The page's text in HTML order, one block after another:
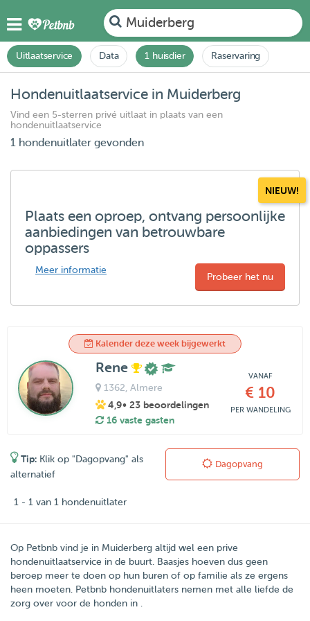
Muiderberg
Uitlaatservice Data 1 huisdier Raservaring
Hondenuitlaatservice in Muiderberg
Vind een 5-sterren privé uitlaat in plaats van een
hondenuitlaatservice
1 hondenuitlater gevonden
NIEUW!
Plaats een oproep, ontvang persoonlijke
aanbiedingen van betrouwbare
oppassers
Meer informatie
Probeer het nu
Kalender deze week bijgewerkt
Rene
1362 , Almere
4,9• 23 beoordelingen
16 vaste gasten
VANAF
€ 10
PER WANDELING
Tip: Klik op "Dagopvang" als
alternatief
Dagopvang
1 - 1 van 1 hondenuitlater
Op Petbnb vind je in Muiderberg altijd wel een prive
hondenuitlaatservice in de buurt. Baasjes hoeven dus geen
beroep meer te doen op hun buren of op familie als ze ergens
heen moeten. Petbnb hondenuitlaters nemen met alle liefde de
zorg over voor de honden in .